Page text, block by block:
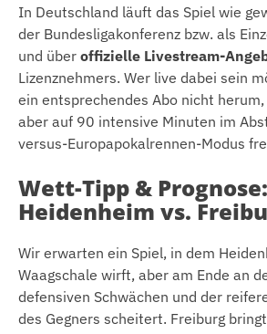
In Deutschland läuft das Spiel wie
der Bundesligakonferenz bzw. als
und über offizielle Livestream-
Lizenznehmers. Wer live dabei sein
ein entsprechendes Abo nicht
aber auf 90 intensive Minuten im
versus-Europapokalrennen-Modus
Wett-Tipp & Prognose:
Heidenheim vs.
Wir erwarten ein Spiel, in dem
Waagschale wirft, aber am Ende an
defensiven Schwächen und der
des Gegners scheitert. Freiburg